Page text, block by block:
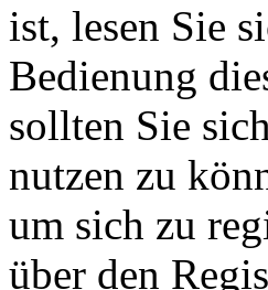
ist, lesen Sie
Bedienung
sollten Sie
nutzen zu
um sich zu
über den